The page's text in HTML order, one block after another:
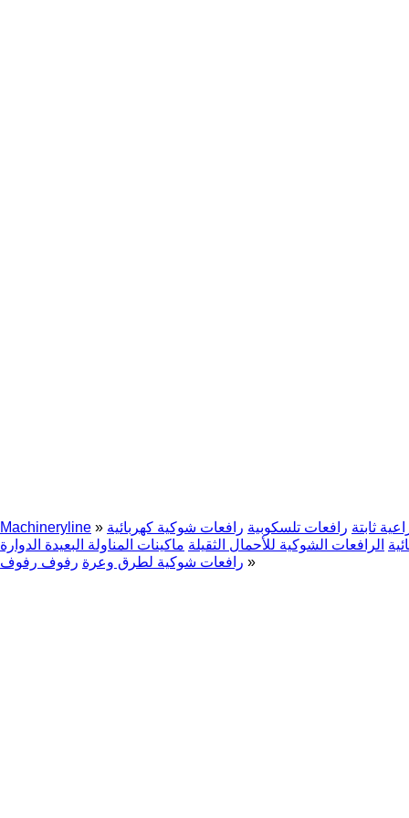
Machineryline » ثابتة رافعات تلسكوبية رافعات شوكية كهربائية
الرافعات الشوكية للأحمال الثقيلة ماكينات المناولة البعيدة الدوارة
رافعات شوكية لطرق وعرة رفوف رفوف »